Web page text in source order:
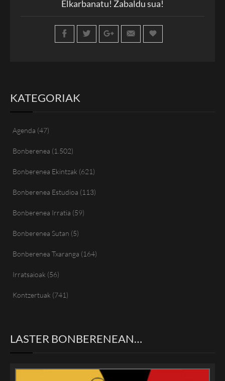
Elkarbanatu! Zabaldu sua!
KATEGORIAK
Agenda (47)
Bonberenea (1.502)
Bonberenea Ekintzak (621)
Bonberenea Estudioa (113)
Bonberenea Irratia (59)
Bonberenea Sutan (5)
Bonberenea Txaranga (164)
Irratsaioak (56)
Kontzertuak (741)
LASTER BONBERENEAN…